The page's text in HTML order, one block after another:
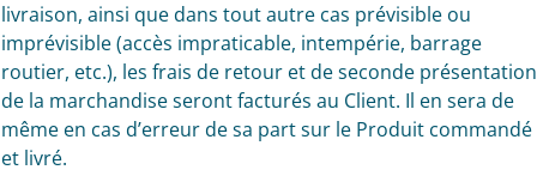
livraison, ainsi que dans tout autre cas prévisible ou
imprévisible (accès impraticable, intempérie, barrage
routier, etc.), les frais de retour et de seconde présentation
de la marchandise seront facturés au Client. Il en sera de
même en cas d’erreur de sa part sur le Produit commandé
et livré.